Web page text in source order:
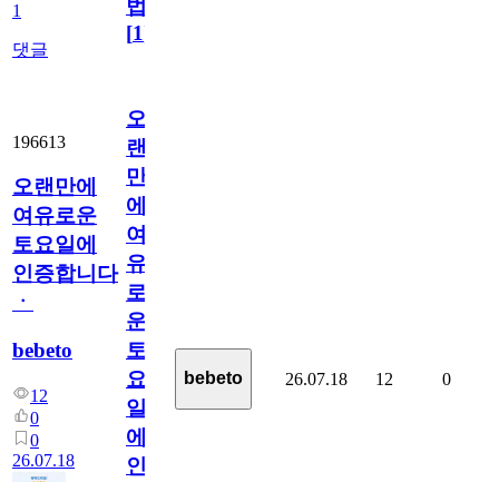
1
댓글
법
[1]
196613
오랜만에
여유로운
토요일에
인증합니다
ㆍ
bebeto
12
0
0
26.07.18
오
랜
만
에
여
유
로
운
토
요
일
에
인
bebeto 26.07.18 12 0